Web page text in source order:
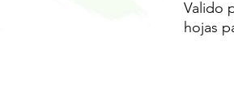
Valido
hojas